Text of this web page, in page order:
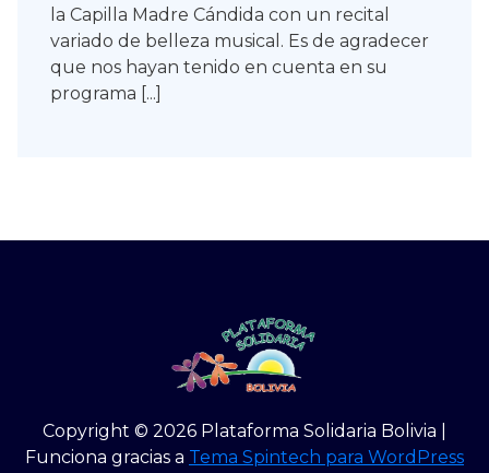
la Capilla Madre Cándida con un recital
variado de belleza musical. Es de agradecer
que nos hayan tenido en cuenta en su
programa [...]
Copyright © 2026 Plataforma Solidaria Bolivia |
Funciona gracias a Tema Spintech para WordPress